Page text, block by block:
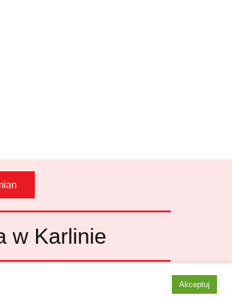
w Karlinie
Akceptuj